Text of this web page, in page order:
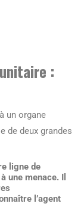
:
un organe
de deux grandes
ligne de
une menace. Il
l’agent